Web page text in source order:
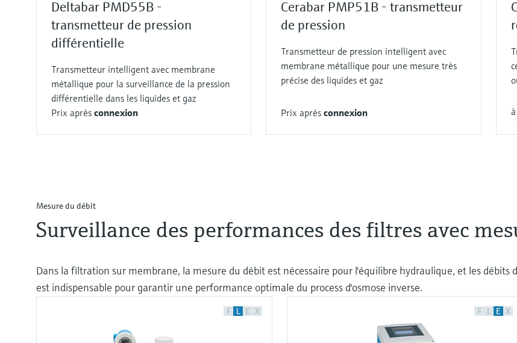
Deltabar PMD55B -
transmetteur de pression
différentielle
Transmetteur intelligent avec membrane
métallique pour la surveillance de la pression
différentielle dans les liquides et gaz
Prix après connexion
Cerabar PMP51B - transmetteur
de pression
Transmetteur de pression intelligent avec
membrane métallique pour une mesure très
précise des liquides et gaz
Prix aprèsconnexion
Mesure du débit
Surveillance des performances des filtres avec
Dans la filtration sur membrane, la mesure du débit est nécessaire pour l'équilibre hydraulique, et les débits
est indispensable pour garantir une performance optimale du process d'osmose inverse.
F L E X F L E X